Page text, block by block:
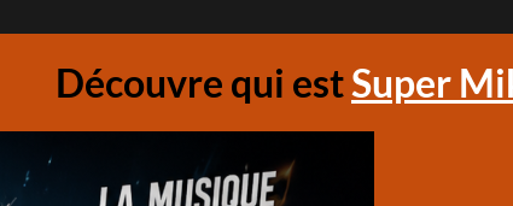
Découvre qui estSuper